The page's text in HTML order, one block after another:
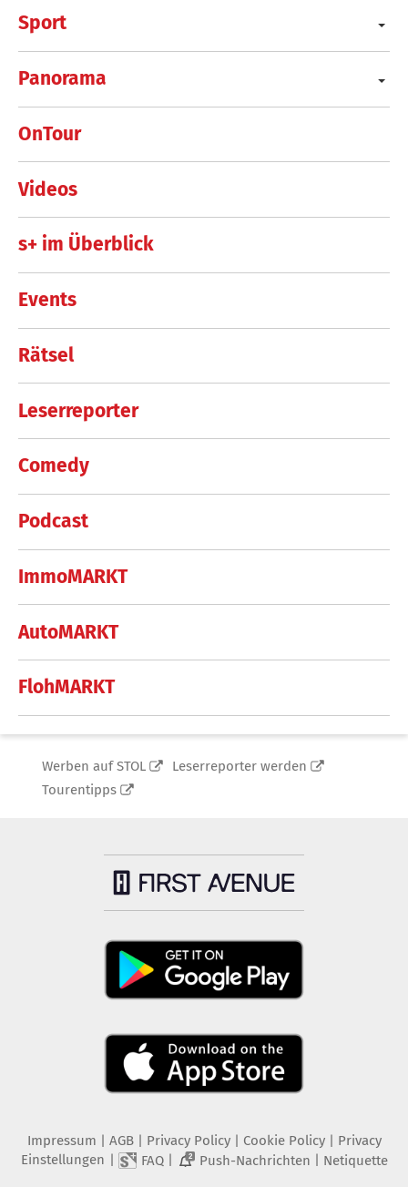
Sport
Panorama
OnTour
Videos
s+ im Überblick
Events
Rätsel
Leserreporter
Comedy
Podcast
ImmoMARKT
AutoMARKT
FlohMARKT
Werben auf STOL
Leserreporter werden
Tourentipps
Impressum | AGB | Privacy Policy| Cookie Policy| Privacy
Einstellungen | FAQ| 2 Push-Nachrichten | Netiquette